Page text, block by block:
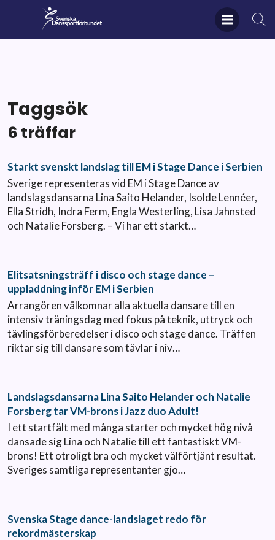
Taggsök
6 träffar
Starkt svenskt landslag till EM i Stage Dance i Serbien
Sverige representeras vid EM i Stage Dance av
landslagsdansarna Lina Saito Helander, Isolde Lennéer,
Ella Stridh, Indra Ferm, Engla Westerling, Lisa Jahnsted
och Natalie Forsberg. – Vi har ett starkt…
Elitsatsningsträff i disco och stage dance –
uppladdning inför EM i Serbien
Arrangören välkomnar alla aktuella dansare till en
intensiv träningsdag med fokus på teknik, uttryck och
tävlingsförberedelser i disco och stage dance. Träffen
riktar sig till dansare som tävlar i niv…
Landslagsdansarna Lina Saito Helander och Natalie
Forsberg tar VM-brons i Jazz duo Adult!
I ett startfält med många starter och mycket hög nivå
dansade sig Lina och Natalie till ett fantastiskt VM-
brons! Ett otroligt bra och mycket välförtjänt resultat.
Sveriges samtliga representanter gjo…
Svenska Stage dance-landslaget redo för
rekordmästerskap